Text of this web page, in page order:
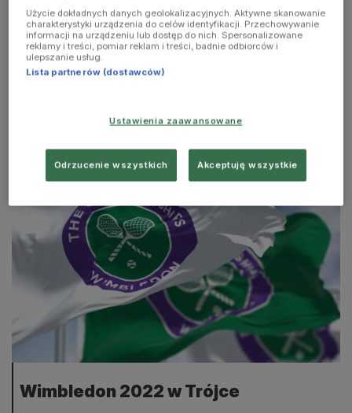
Sport - Młoda generacja
Wimbledon 2022 w Trójce
Użycie dokładnych danych geolokalizacyjnych. Aktywne skanowanie
charakterystyki urządzenia do celów identyfikacji. Przechowywanie
informacji na urządzeniu lub dostęp do nich. Spersonalizowane
reklamy i treści, pomiar reklam i treści, badnie odbiorców i
ulepszanie usług.
Lista partnerów (dostawców)
Ustawienia zaawansowane
Odrzucenie wszystkich Akceptuję wszystkie